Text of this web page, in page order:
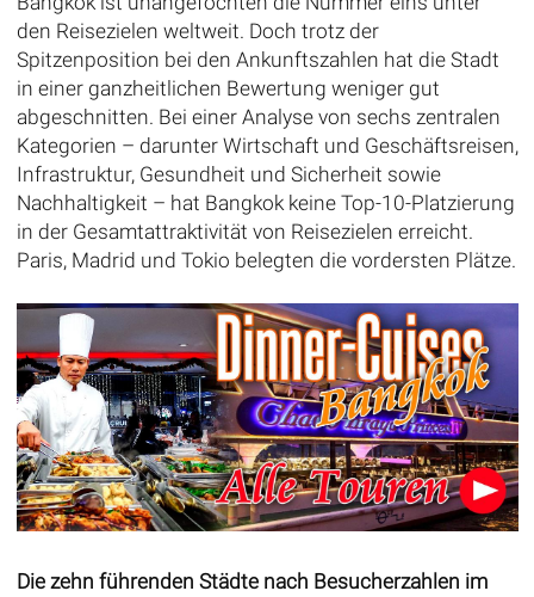
den Reisezielen weltweit. Doch trotz der
Spitzenposition bei den Ankunftszahlen hat die Stadt
in einer ganzheitlichen Bewertung weniger gut
abgeschnitten. Bei einer Analyse von sechs zentralen
Kategorien – darunter Wirtschaft und Geschäftsreisen,
Infrastruktur, Gesundheit und Sicherheit sowie
Nachhaltigkeit – hat Bangkok keine Top-10-Platzierung
in der Gesamtattraktivität von Reisezielen erreicht.
Paris, Madrid und Tokio belegten die vordersten Plätze.
Die zehn führenden Städte nach Besucherzahlen im